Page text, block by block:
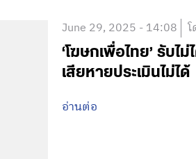
June 29, 2025 - 14:08
‘โฆษกเพื่อไทย’ รับ
เสียหายประเมินไม่ได้
อ่านต่อ